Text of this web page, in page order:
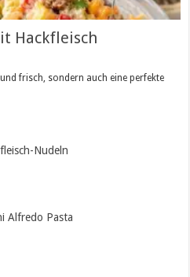
Hackfleisch
frisch, sondern auch eine perfekte
Nudeln
Alfredo Pasta